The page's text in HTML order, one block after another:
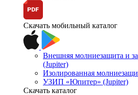
Скачать мобильный каталог
Внешняя молниезащита и
(Jupiter)
Изолированная
УЗИП «Юпитер» (Jupiter)
Скачать каталог